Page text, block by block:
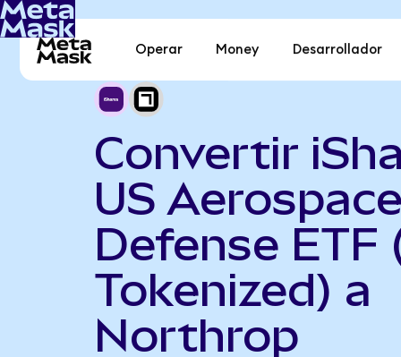
Operar Money Desarrollador
Convertir
US
Defense ETF
Tokenized) a
Northrop